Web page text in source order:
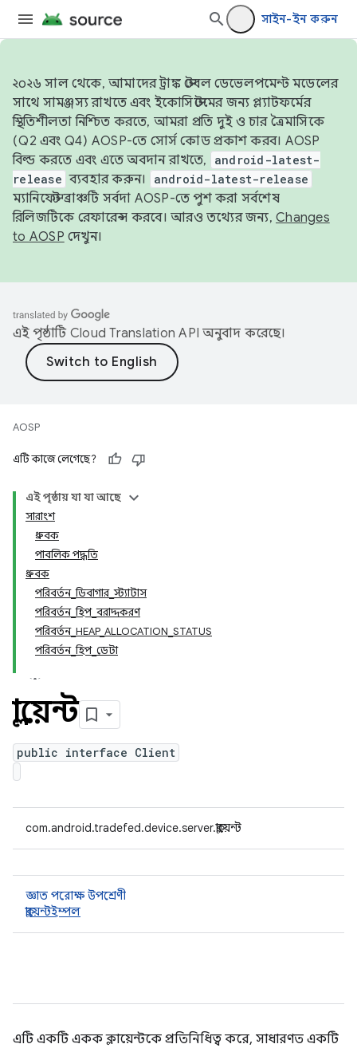
সাইন-ইন করুন
২০২৬ সাল থেকে, আমাদের ট্রাঙ্ক স্টেবল ডেভেলপমেন্ট মডেলের
সাথে সামঞ্জস্য রাখতে এবং ইকোসিস্টেমের জন্য প্ল্যাটফর্মের
স্থিতিশীলতা নিশ্চিত করতে, আমরা প্রতি দুই ও চার ত্রৈমাসিকে
(Q2 এবং Q4) AOSP-তে সোর্স কোড প্রকাশ করব। AOSP
বিল্ড করতে এবং এতে অবদান রাখতে,
android-latest-
release ব্যবহার করুন। android-latest-release
ম্যানিফেস্ট ব্রাঞ্চটি সর্বদা AOSP-তে পুশ করা সর্বশেষ
রিলিজটিকে রেফারেন্স করবে। আরও তথ্যের জন্য, Changes
to AOSP দেখুন।
এই পৃষ্ঠাটি Cloud Translation API অনুবাদ করেছে।
AOSP
এটি কাজে লেগেছে?
এই পৃষ্ঠায় যা যা আছে
সারাংশ
ধ্রুবক
পাবলিক পদ্ধতি
ধ্রুবক
পরিবর্তন_ডিবাগার_স্ট্যাটাস
পরিবর্তন_হিপ_বরাদ্দকরণ
পরিবর্তন_HEAP_ALLOCATION_STATUS
পরিবর্তন_হিপ_ডেটা
ক্লায়েন্ট
public interface Client
com.android.tradefed.device.server.ক্লায়েন্ট
জ্ঞাত পরোক্ষ উপশ্রেণী
ক্লায়েন্টইম্পল
এটি একটি একক ক্লায়েন্টকে প্রতিনিধিত্ব করে, সাধারণত একটি